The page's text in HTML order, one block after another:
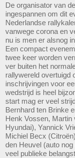
De organisator van
ingespannen om dit
Nederlandse
vanwege corona en
nu is men er alsnog
Een compact
twee keer worden
ver buiten het
rallywereld overtuigd
inschrijvingen voor
wedstrijd is heel
start mag er veel
Bernhard ten Brinke
Henk Vossen, Martin
Hyundai), Yannick
Michiel Becx
den Heuvel (auto
veel publieke